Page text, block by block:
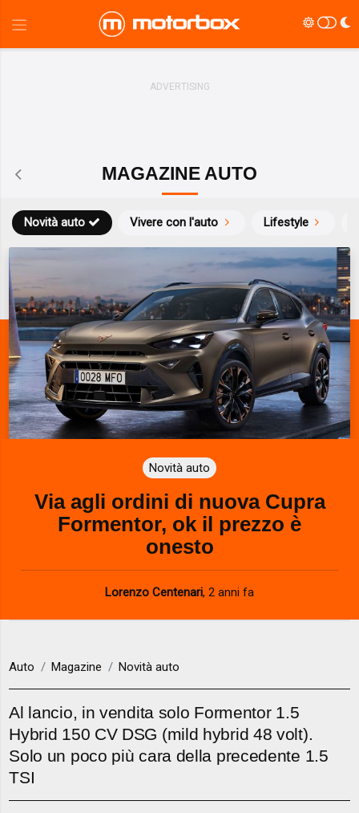
MAGAZINE AUTO
Novità auto Vivere con l'auto Lifestyle
Novità auto
Via agli ordini di nuova Cupra
Formentor, ok il prezzo è
onesto
Lorenzo Centenari, 2 anni fa
Auto Magazine Novità auto
Al lancio, in vendita solo Formentor 1.5
Hybrid 150 CV DSG (mild hybrid 48 volt).
Solo un poco più cara della precedente 1.5
TSI